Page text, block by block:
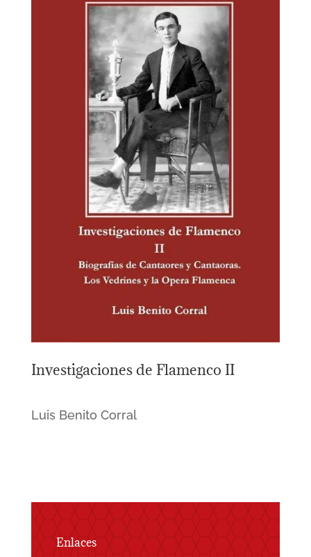
Investigaciones de Flamenco II
Luis Benito Corral
Enlaces